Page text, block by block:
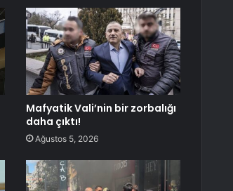
Mafyatik Vali’nin bir zorbalığı
daha çıktı!
Ağustos 5, 2026